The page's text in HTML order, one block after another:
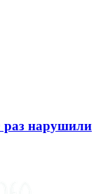
раз нарушили